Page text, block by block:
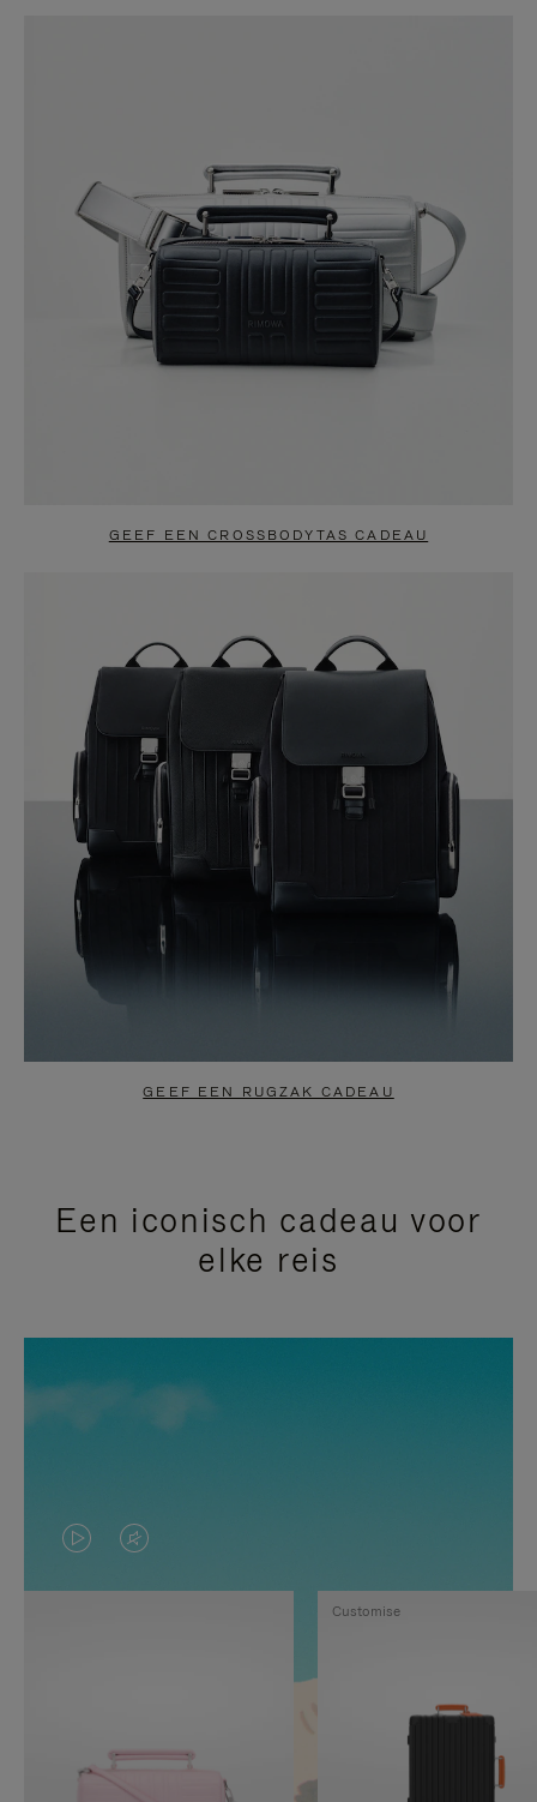
GEEF EEN CROSSBODYTAS CADEAU
GEEF EEN RUGZAK CADEAU
Een iconisch cadeau voor
elke reis
VIDEO
IS
GEPAUZEERD,
OP
HET
GELUID
Customise